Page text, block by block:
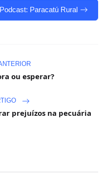
Podcast: Paracatú Rural
ou esperar?
prejuízos na pecuária